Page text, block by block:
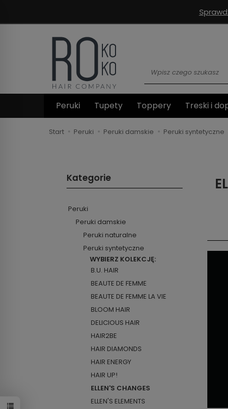
Peruki Tupety Toppery Treski i
Start Peruki Peruki damskie Peruki syntetyczne
Kategorie
Peruki
Peruki damskie
Peruki naturalne
Peruki syntetyczne
B.U. HAIR
BEAUTE DE FEMME
BEAUTE DE FEMME LA VIE
BLOOM HAIR
DELICIOUS HAIR
HAIR2BE
HAIR DIAMONDS
HAIR ENERGY
HAIR UP!
ELLEN'S CHANGES
ELLEN'S ELEMENTS